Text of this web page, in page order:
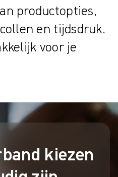
productopties,
en tijdsdruk.
voor je
kiezen